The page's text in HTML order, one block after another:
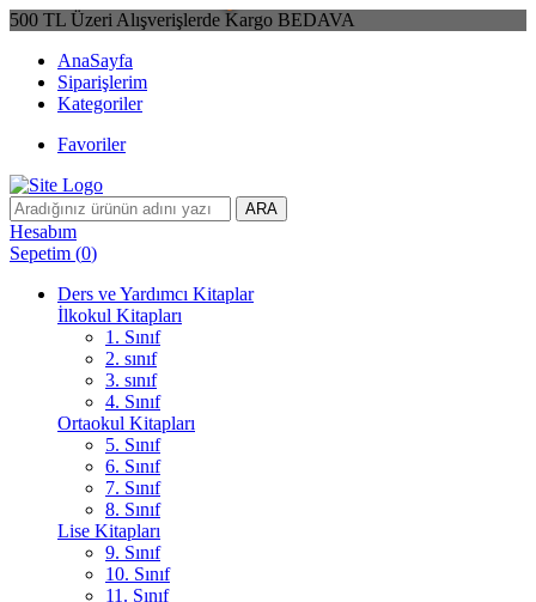
500 TL Üzeri Alışverişlerde Kargo BEDAVA
AnaSayfa
Siparişlerim
Kategoriler
Favoriler
ARA
Hesabım
Sepetim (0)
Ders ve Yardımcı Kitaplar
İlkokul Kitapları
1. Sınıf
2. sınıf
3. sınıf
4. Sınıf
Ortaokul Kitapları
5. Sınıf
6. Sınıf
7. Sınıf
8. Sınıf
Lise Kitapları
9. Sınıf
10. Sınıf
11. Sınıf